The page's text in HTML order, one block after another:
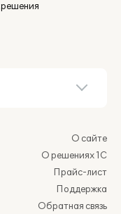
решения
О сайте
О решениях 1С
Прайс-лист
Поддержка
Обратная связь